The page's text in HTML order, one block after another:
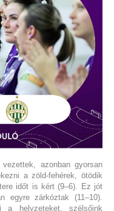
azonban gyorsan
a zöld-fehérek, ötödik
időt is kért (9–6). Ez jót
egyre zárkóztak (11–10).
a helyzeteket, szélsőink